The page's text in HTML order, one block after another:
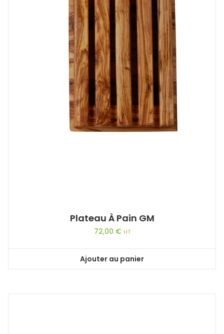
Plateau À Pain GM
72,00 € HT
Ajouter au panier